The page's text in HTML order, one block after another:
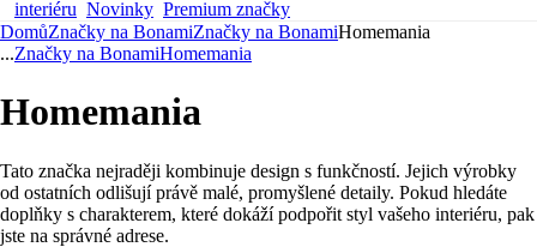
interiéru Novinky Premium značky
DomůZnačky na BonamiZnačky na BonamiHomemania
...Značky na BonamiHomemania
Homemania
Tato značka nejraději kombinuje design s funkčností. Jejich výrobky
od ostatních odlišují právě malé, promyšlené detaily. Pokud hledáte
doplňky s charakterem, které dokáží podpořit styl vašeho interiéru, pak
jste na správné adrese.